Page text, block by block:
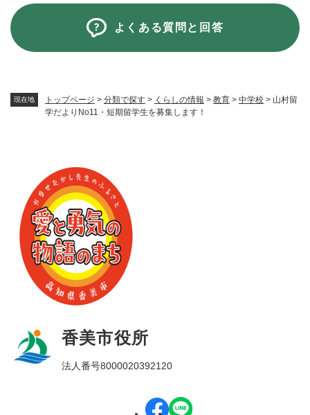
現在地 トップページ > 分類で探す > くらしの情報 > 教育 > 中学校 > 山村留
学だよりNo11・短期留学生を募集します！
よくある質問と回答
香美市役所
法人番号8000020392120